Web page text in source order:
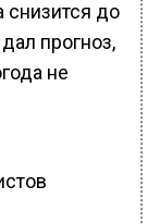
снизится до
прогноз,
не